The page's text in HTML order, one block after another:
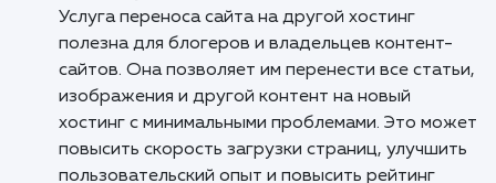
клиентов на новый хостинг, сохраняя все
и функциональность. Это сокращает время и
усилия, необходимые для переноса сайта, и
обеспечивает непрерывную доступность
Владельцам онлайн-магазинов